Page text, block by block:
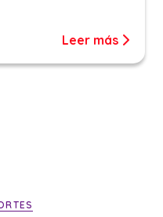
Leer más